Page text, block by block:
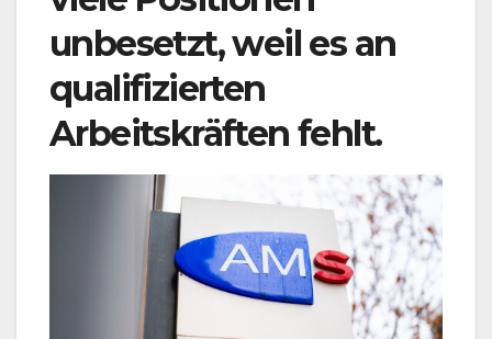
unbesetzt, weil es an
qualifizierten
Arbeitskräften fehlt.